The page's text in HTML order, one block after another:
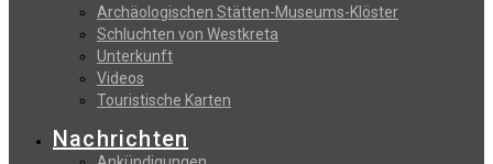
Archäologischen Stätten-Museums-Klöster
Schluchten von Westkreta
Unterkunft
Videos
Touristische Karten
Nachrichten